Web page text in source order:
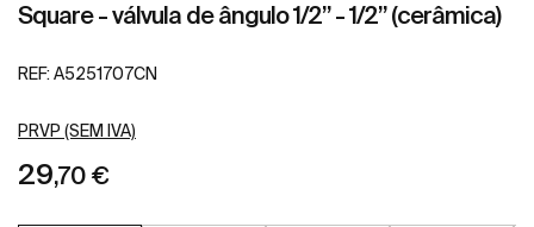
Square - válvula de ângulo 1/2” - 1/2” (cerâmica)
REF: A5251707CN
PRVP (SEM IVA)
29,70 €